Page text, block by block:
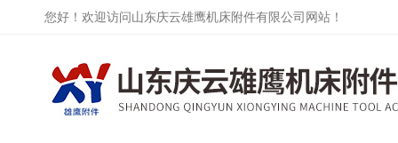
您好！欢迎访问山东庆云雄鹰机床附件有限公司网站！